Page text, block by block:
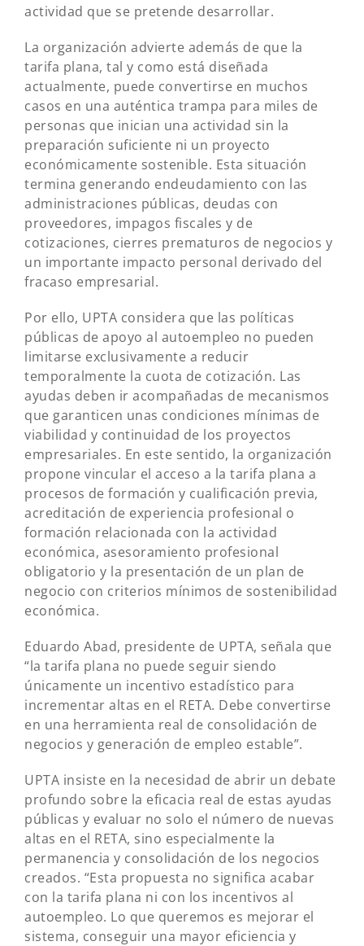
actividad que se pretende desarrollar.
La organización advierte además de que la
tarifa plana, tal y como está diseñada
actualmente, puede convertirse en muchos
casos en una auténtica trampa para miles de
personas que inician una actividad sin la
preparación suficiente ni un proyecto
económicamente sostenible. Esta situación
termina generando endeudamiento con las
administraciones públicas, deudas con
proveedores, impagos fiscales y de
cotizaciones, cierres prematuros de negocios y
un importante impacto personal derivado del
fracaso empresarial.
Por ello, UPTA considera que las políticas
públicas de apoyo al autoempleo no pueden
limitarse exclusivamente a reducir
temporalmente la cuota de cotización. Las
ayudas deben ir acompañadas de mecanismos
que garanticen unas condiciones mínimas de
viabilidad y continuidad de los proyectos
empresariales. En este sentido, la organización
propone vincular el acceso a la tarifa plana a
procesos de formación y cualificación previa,
acreditación de experiencia profesional o
formación relacionada con la actividad
económica, asesoramiento profesional
obligatorio y la presentación de un plan de
negocio con criterios mínimos de sostenibilidad
económica.
Eduardo Abad, presidente de UPTA, señala que
“la tarifa plana no puede seguir siendo
únicamente un incentivo estadístico para
incrementar altas en el RETA. Debe convertirse
en una herramienta real de consolidación de
negocios y generación de empleo estable”.
UPTA insiste en la necesidad de abrir un debate
profundo sobre la eficacia real de estas ayudas
públicas y evaluar no solo el número de nuevas
altas en el RETA, sino especialmente la
permanencia y consolidación de los negocios
creados. “Esta propuesta no significa acabar
con la tarifa plana ni con los incentivos al
autoempleo. Lo que queremos es mejorar el
sistema, conseguir una mayor eficiencia y